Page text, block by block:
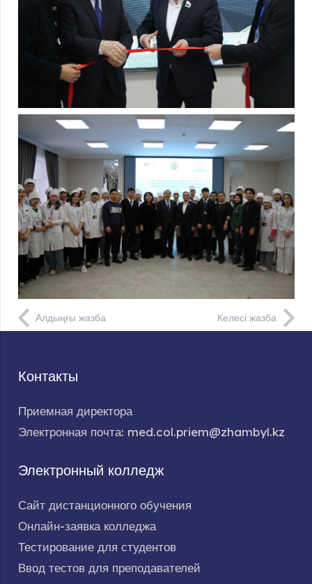
Алдыңғы жазба Келесі жазба
Контакты
Приемная директора
Электронная почта: med.col.priem@zhambyl.kz
Электронный колледж
Сайт дистанционного обучения
Онлайн-заявка колледжа
Тестирование для студентов
Ввод тестов для преподавателей